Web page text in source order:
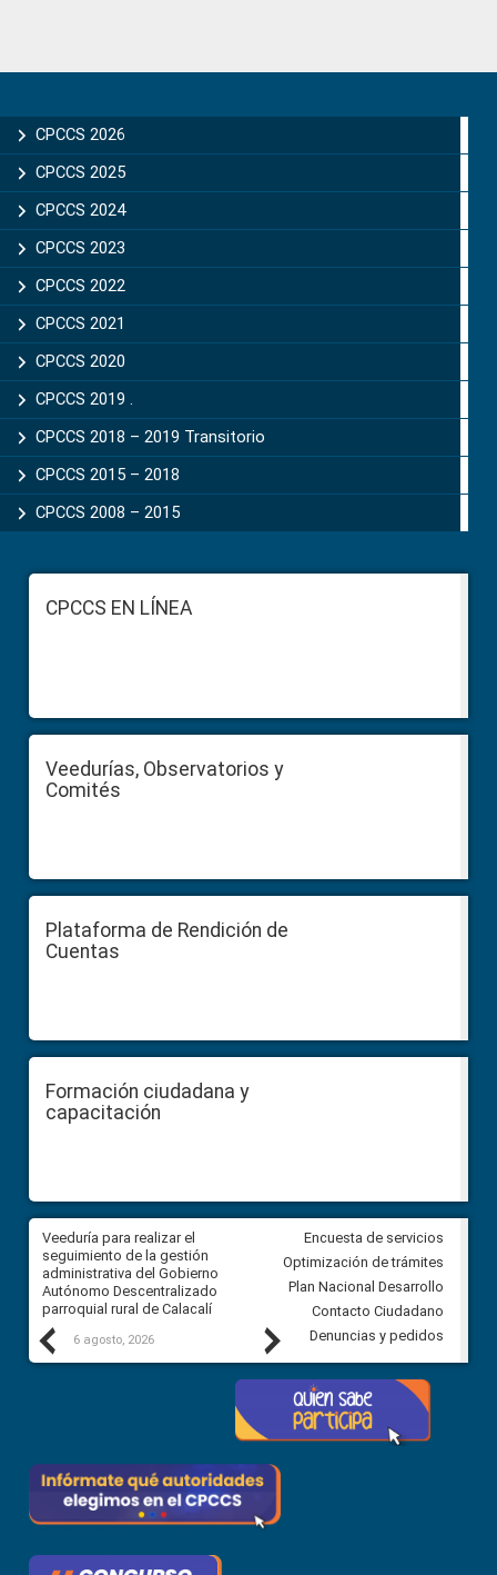
Sidebar
CPCCS 2026
CPCCS 2025
CPCCS 2024
CPCCS 2023
CPCCS 2022
CPCCS 2021
CPCCS 2020
CPCCS 2019 .
CPCCS 2018 – 2019 Transitorio
CPCCS 2015 – 2018
CPCCS 2008 – 2015
FooterCPCCS EN LÍNEA
Veedurías, Observatorios y
Comités
Plataforma de Rendición de
Cuentas
Formación ciudadana y
capacitación
Previous
Veeduría para realizar el
seguimiento de la gestión
administrativa del Gobierno
Autónomo Descentralizado
parroquial rural de Calacalí
6 agosto, 2026
Veeduría para vigilar los
derivados de la Audiencia
comunidad Urbina, parroquia
Carolina
5 agosto, 2026
Next
Encuesta de servicios
Optimización de trámites
Plan Nacional Desarrollo
Contacto Ciudadano
Denuncias y pedidos